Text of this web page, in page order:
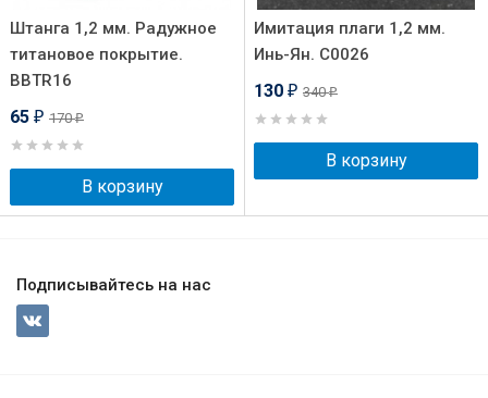
Штанга 1,2 мм. Радужное
титановое покрытие.
BBTR16
65 ₽ 170₽
В корзину
Имитация плаги 1,2 мм.
Инь-Ян. C0026
130 ₽ 340₽
В корзину
Подписывайтесь на нас